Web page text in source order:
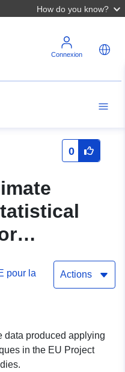
How do you know?
Connexion
0
level
MPI-
east of
(HUAS)
pour la
Actions
data produced applying
in the EU Project